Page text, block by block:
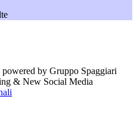
by Gruppo Spaggiari
& New Social Media